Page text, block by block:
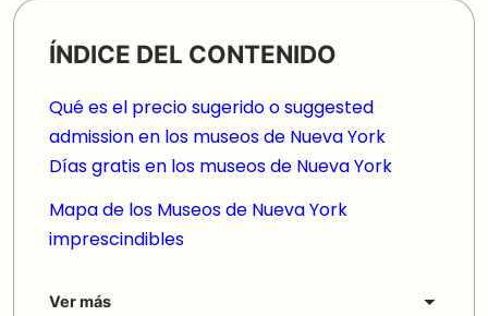
ÍNDICE DEL CONTENIDO
Qué es el precio sugerido o suggested
admission en los museos de Nueva York
Días gratis en los museos de Nueva York
Mapa de los Museos de Nueva York
imprescindibles
Ver más